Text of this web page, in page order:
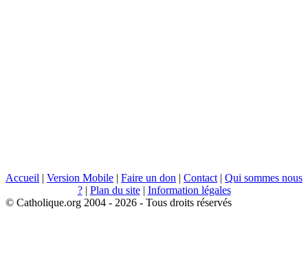
Accueil | Version Mobile | Faire un don | Contact | Qui sommes nous
?| Plan du site| Information légales
© Catholique.org 2004 - 2026 - Tous droits réservés